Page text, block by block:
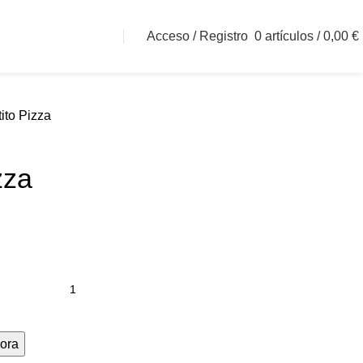
Acceso / Registro 0 artículos / 0,00 €
Pizza